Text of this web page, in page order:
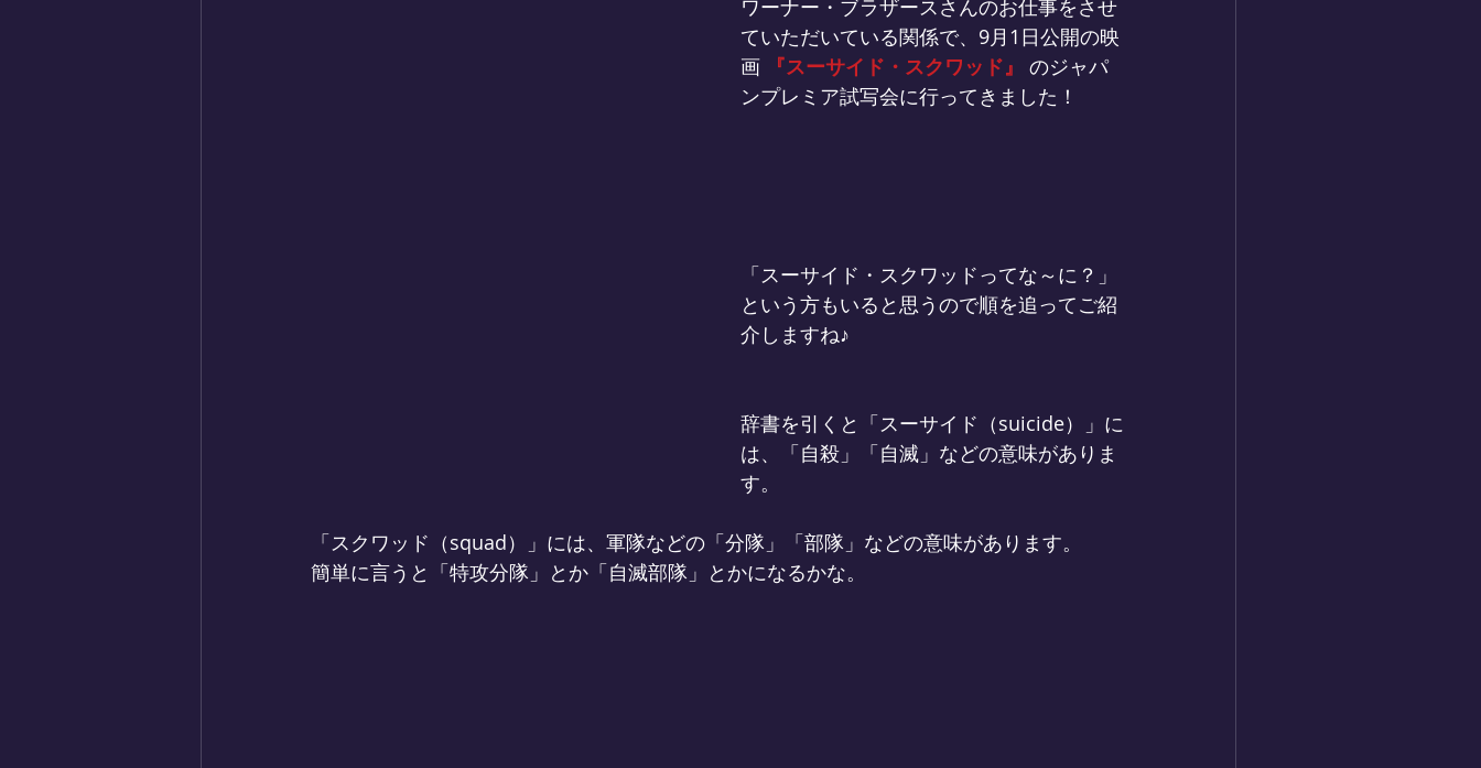
ワーナー・ブラザースさんのお仕事をさせ
ていただいている関係で、9月1日公開の映
画
『スーサイド・スクワッド』
のジャパ
ンプレミア試写会に行ってきました！
「スーサイド・スクワッドってな～に？」
という方もいると思うので順を追ってご紹
介しますね♪
辞書を引くと「スーサイド（suicide）」に
は、「自殺」「自滅」などの意味がありま
す。
「スクワッド（squad）」には、軍隊などの「分隊」「部隊」などの意味があります。
簡単に言うと「特攻分隊」とか「自滅部隊」とかになるかな。